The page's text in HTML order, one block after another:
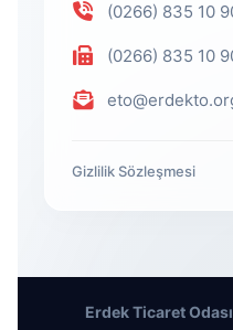
(0266) 835 10
(0266) 835 10
Gizlilik Sözleşmesi
Erdek Ticaret